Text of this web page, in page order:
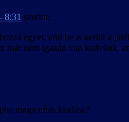
8:31 szerint:
egyet, ami be is került a
már nem igazán van kedvünk,
magyarítás kiadása?